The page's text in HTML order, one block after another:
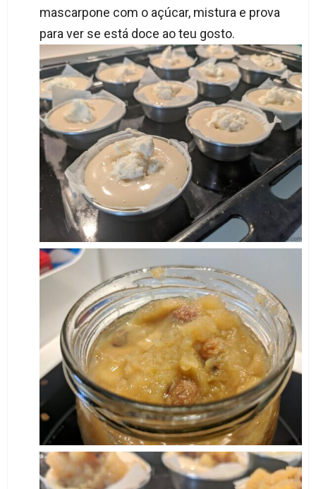
mascarpone com o açúcar, mistura e prova
para ver se está doce ao teu gosto.